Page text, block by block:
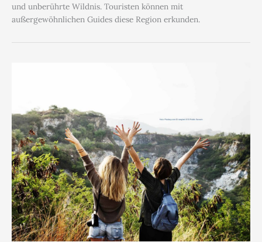
und unberührte Wildnis. Touristen können mit
außergewöhnlichen Guides diese Region erkunden.